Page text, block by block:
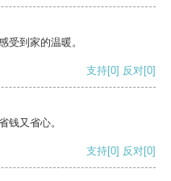
受到家的温暖。
支持[0] 反对[0]
钱又省心。
支持[0] 反对[0]